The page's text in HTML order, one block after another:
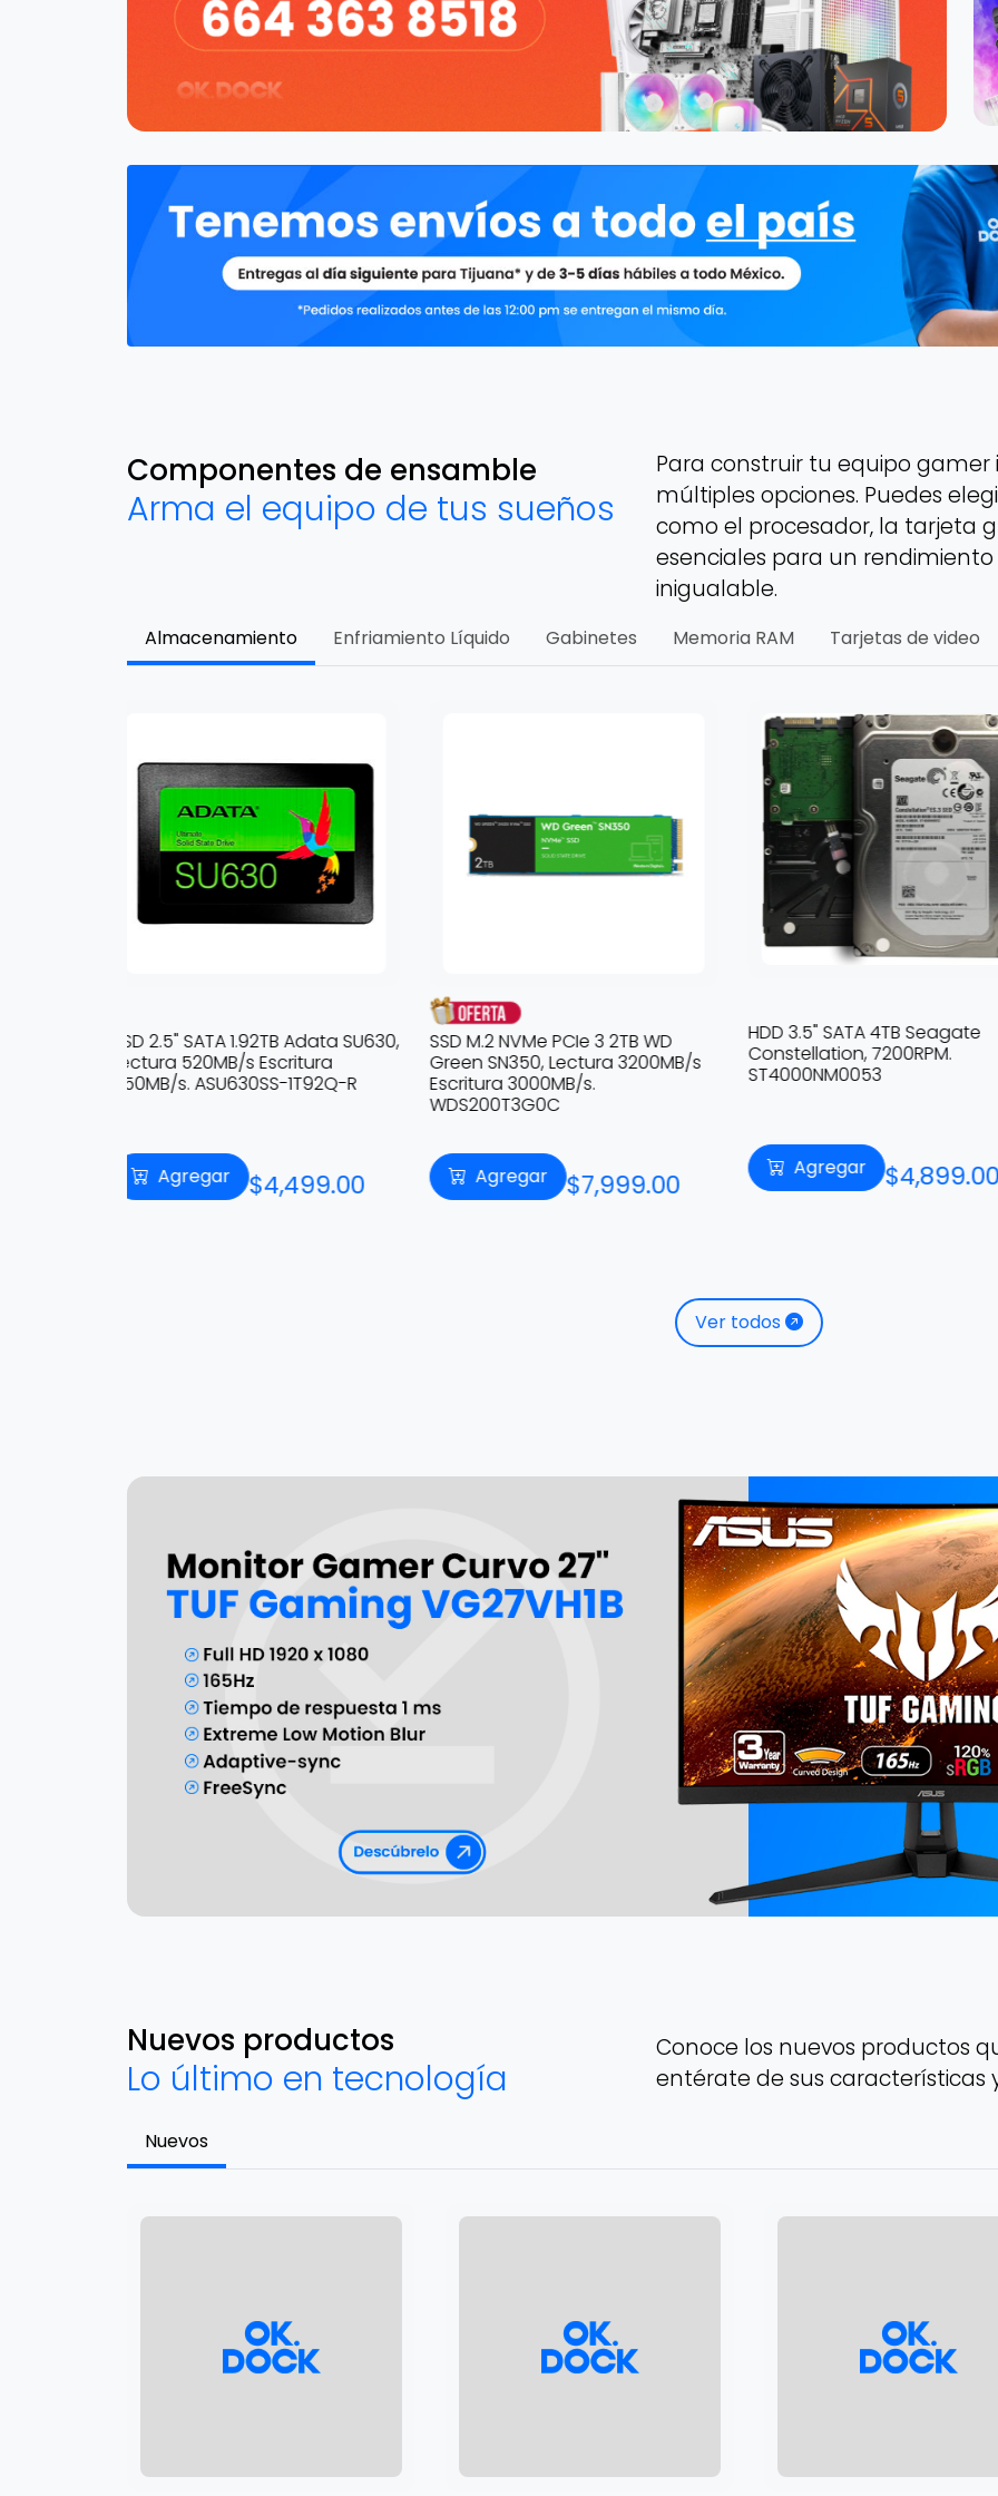
Componentes de ensamble
Arma el equipo de tus sueños
Para construir tu equipo
múltiples opciones. Puedes
como el procesador, la tarjeta
esenciales para un
inigualable.
Almacenamiento Enfriamiento Líquido Gabinetes Memoria RAM Tarjetas de video
SSD M.2 NVMe PCIe 3 2TB WD
Green SN350, Lectura 3200MB/s
Escritura 3000MB/s.
Agregar $7,999.00
HDD 3.5" SATA 4TB Seagate
Constellation, 7200RPM.
ST4000NM0053
Agregar $4,899.00
DISCO DURO 1TB 7200
Ver todos
Nuevos productos
Lo último en tecnología
Conoce los nuevos productos
entérate de sus características
Nuevos